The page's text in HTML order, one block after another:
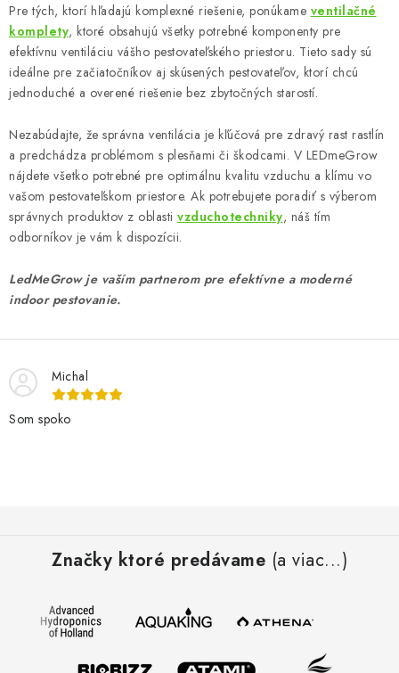
Pre tých, ktorí hľadajú komplexné riešenie, ponúkame ventilačné
komplety, ktoré obsahujú všetky potrebné komponenty pre
efektívnu ventiláciu vášho pestovateľského priestoru. Tieto sady sú
ideálne pre začiatočníkov aj skúsených pestovateľov, ktorí chcú
jednoduché a overené riešenie bez zbytočných starostí.
Nezabúdajte, že správna ventilácia je kľúčová pre zdravý rast rastlín
a predchádza problémom s plesňami či škodcami. V LEDmeGrow
nájdete všetko potrebné pre optimálnu kvalitu vzduchu a klímu vo
vašom pestovateľskom priestore. Ak potrebujete poradiť s výberom
správnych produktov z oblasti vzduchotechniky, náš tím
odborníkov je vám k dispozícii.
LedMeGrow je vaším partnerom pre efektívne a moderné
indoor pestovanie.
Michal
Som spoko
Značky ktoré predávame (a viac...)